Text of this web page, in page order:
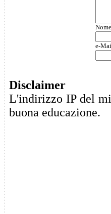
Nome
e-
Disclaimer
L'indirizzo IP del
buona educazione.